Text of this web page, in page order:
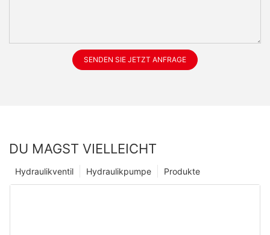
SENDEN SIE JETZT ANFRAGE
DU MAGST VIELLEICHT
Produkte
Hydraulikpumpe
Hydraulikventil